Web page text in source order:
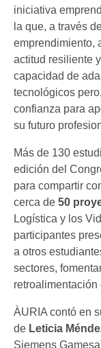
iniciativa
la que, a través
emprendimiento,
actitud resiliente
capacidad de
tecnológicos
confianza para
su futuro
Más de 130
edición del
para compartir
cerca de 50
Logística y los
participantes
a otros
sectores,
retroalimentación
ÀURIA contó en
de Leticia
Siemens